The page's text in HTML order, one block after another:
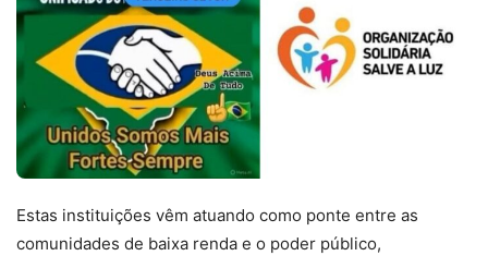
Estas instituições vêm atuando como ponte entre as
comunidades de baixa renda e o poder público,